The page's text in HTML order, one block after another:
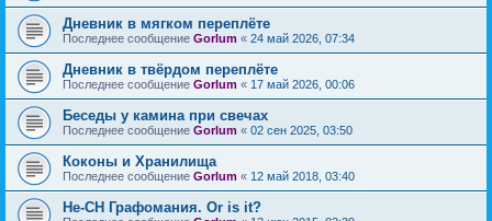
Дневник в мягком переплёте
Последнее сообщение Gorlum « 24 май 2026, 07:34
Дневник в твёрдом переплёте
Последнее сообщение Gorlum « 17 май 2026, 00:06
Беседы у камина при свечах
Последнее сообщение Gorlum « 02 сен 2025, 03:50
Коконы и Хранилища
Последнее сообщение Gorlum « 12 май 2018, 03:40
Не-СН Графомания. Or is it?